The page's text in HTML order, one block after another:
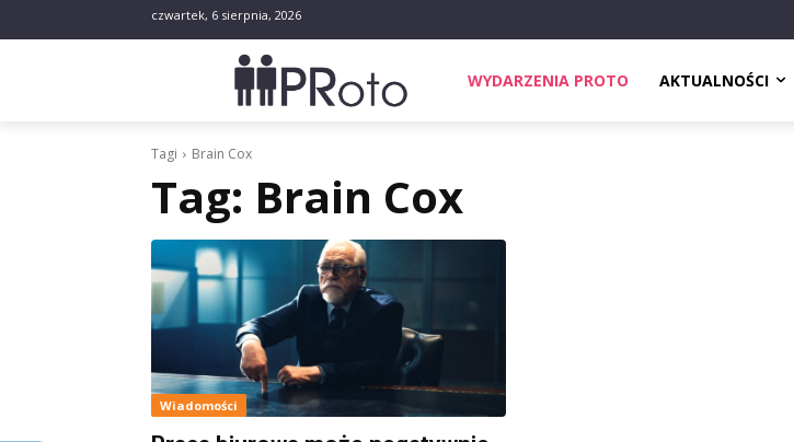
czwartek, 6 sierpnia, 2026
WYDARZENIA PROTO AKTUALNOŚCI
Tagi Brain Cox
Tag: Brain Cox
Wiadomości